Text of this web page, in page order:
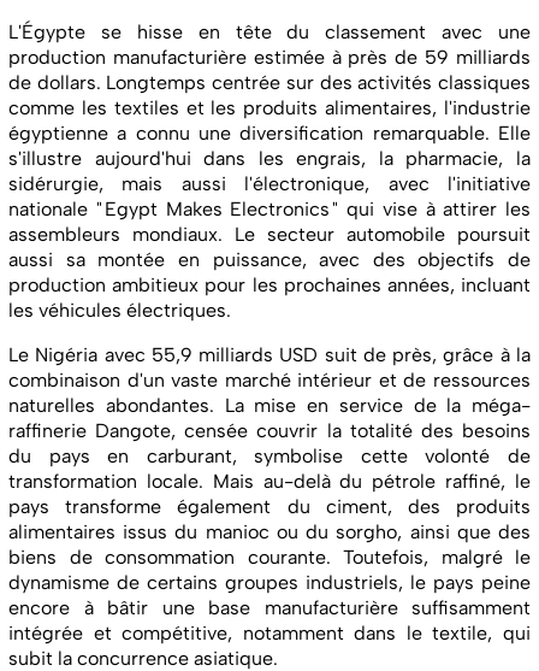
L'Égypte se hisse en tête du classement avec une
production manufacturière estimée à près de 59 milliards
de dollars. Longtemps centrée sur des activités classiques
comme les textiles et les produits alimentaires, l'industrie
égyptienne a connu une diversification remarquable. Elle
s'illustre aujourd'hui dans les engrais, la pharmacie, la
sidérurgie, mais aussi l'électronique, avec l'initiative
nationale " Egypt Makes Electronics " qui vise à attirer les
assembleurs mondiaux. Le secteur automobile poursuit
aussi sa montée en puissance, avec des objectifs de
production ambitieux pour les prochaines années, incluant
les véhicules électriques.
Le Nigéria avec 55,9 milliards USD suit de près, grâce à la
combinaison d'un vaste marché intérieur et de ressources
naturelles abondantes. La mise en service de la méga-
raffinerie Dangote, censée couvrir la totalité des besoins
du pays en carburant, symbolise cette volonté de
transformation locale. Mais au-delà du pétrole raffiné, le
pays transforme également du ciment, des produits
alimentaires issus du manioc ou du sorgho, ainsi que des
biens de consommation courante. Toutefois, malgré le
dynamisme de certains groupes industriels, le pays peine
encore à bâtir une base manufacturière suffisamment
intégrée et compétitive, notamment dans le textile, qui
subit la concurrence asiatique.